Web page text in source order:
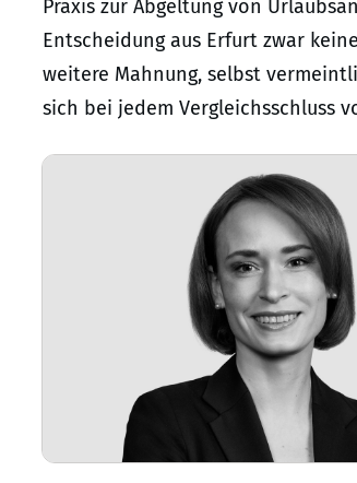
Praxis zur Abgeltung von
Entscheidung aus Erfurt zwar
weitere Mahnung, selbst
sich bei jedem Vergleichsschluss